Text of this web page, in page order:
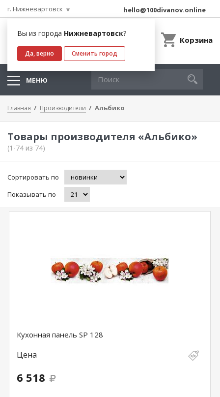
г. Нижневартовск
Вы из города Нижневартовск?
Да, верно Сменить город
hello@100divanov.online
Корзина
МЕНЮ
Главная Производители Альбико
Товары производителя «Альбико»
(1-74 из 74)
Сортировать по
Показывать по
Кухонная панель SP 128
Цена
6 518